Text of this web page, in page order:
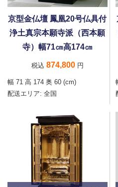
京型金仏壇 鳳凰20号仏具付
浄土真宗本願寺派（西本願
寺）幅71㎝高174㎝
税込 874,800円
幅 71 高 174 奥 60 (cm)
配送エリア: 全国